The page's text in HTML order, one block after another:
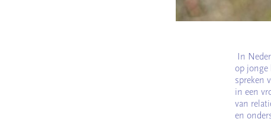
In
op jonge
spreken
in een
van
en